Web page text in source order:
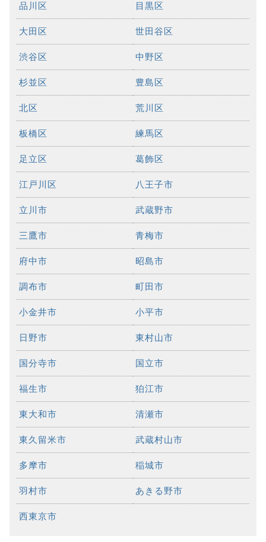
品川区 目黒区
大田区 世田谷区
渋谷区 中野区
杉並区 豊島区
北区 荒川区
板橋区 練馬区
足立区 葛飾区
江戸川区 八王子市
立川市 武蔵野市
三鷹市 青梅市
府中市 昭島市
調布市 町田市
小金井市 小平市
日野市 東村山市
国分寺市 国立市
福生市 狛江市
東大和市 清瀬市
東久留米市 武蔵村山市
多摩市 稲城市
羽村市 あきる野市
西東京市